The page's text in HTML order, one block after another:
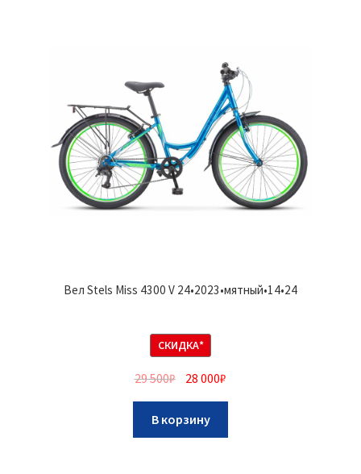
Вел Stels Miss 4300 V 24•2023•мятный•14•24
СКИДКА*
29 500₽ 28 000₽
В корзину